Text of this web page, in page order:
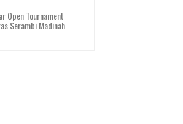
Open Tournament
Serambi Madinah